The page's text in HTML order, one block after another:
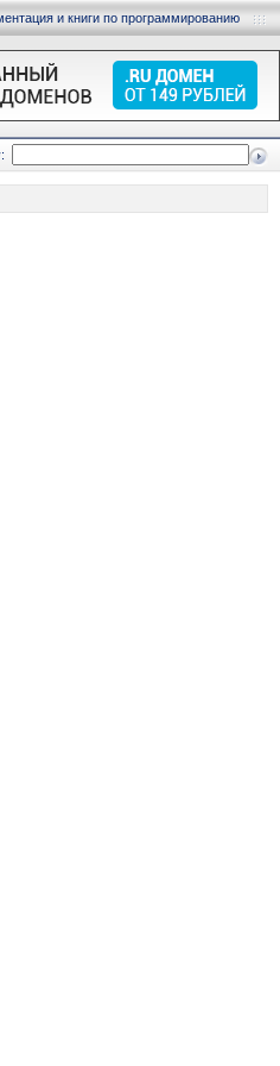
и книги по программированию